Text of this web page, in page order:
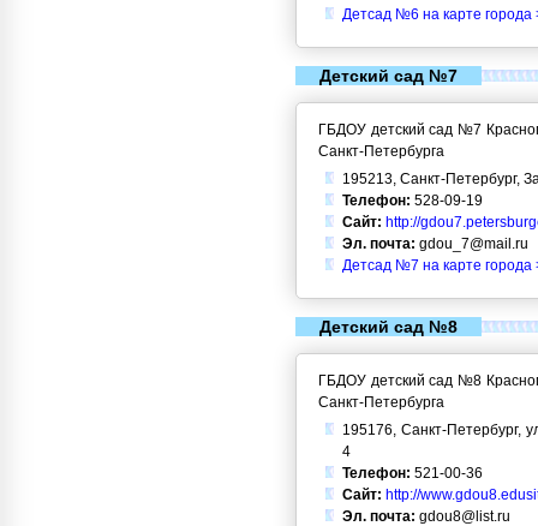
Детсад №6 на карте города
Детский сад №7
ГБДОУ детский сад №7
Санкт-Петербурга
195213, Санкт-Петербург,
Телефон: 528-09-19
Сайт: http://
Эл. почта: gdou_7@mail.ru
Детсад №7 на карте города
Детский сад №8
ГБДОУ детский сад №8
Санкт-Петербурга
195176, Санкт-Петербург,
4
Телефон: 521-00-36
Сайт: http://
Эл. почта: gdou8@list.ru